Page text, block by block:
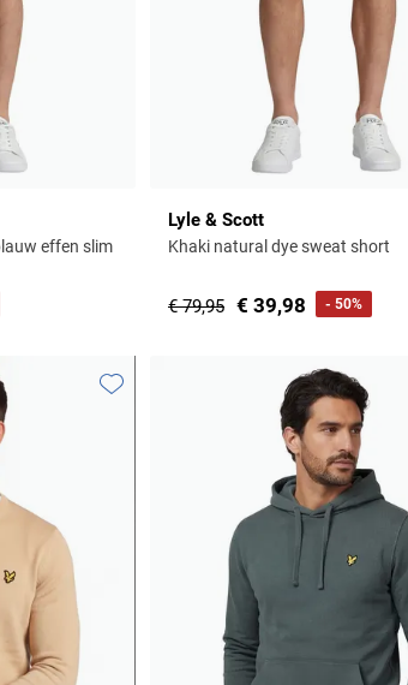
effen slim
Lyle & Scott
Khaki natural dye sweat short
€ 79,95 € 39,98 - 50%
Toevoegen aan favorieten